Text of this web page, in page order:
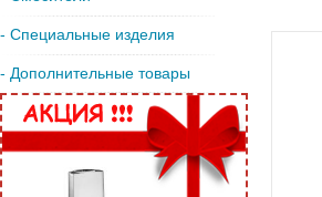
- Специальные изделия
- Дополнительные товары